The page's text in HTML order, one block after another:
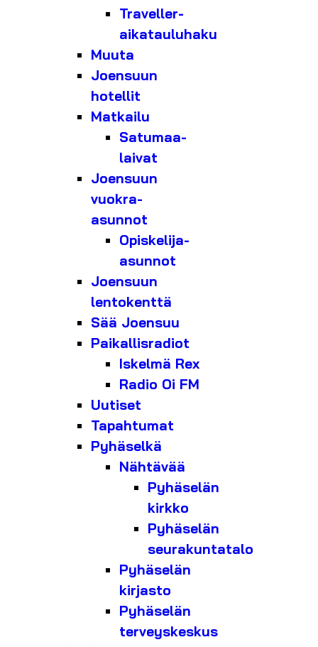
Traveller-
aikatauluhaku
Muuta
Joensuun
hotellit
Matkailu
Satumaa-
laivat
Joensuun
vuokra-
asunnot
Opiskelija-
asunnot
Joensuun
lentokenttä
Sää Joensuu
Paikallisradiot
Iskelmä Rex
Radio Oi FM
Uutiset
Tapahtumat
Pyhäselkä
Nähtävää
Pyhäselän
kirkko
Pyhäselän
seurakuntatalo
Pyhäselän
kirjasto
Pyhäselän
terveyskeskus